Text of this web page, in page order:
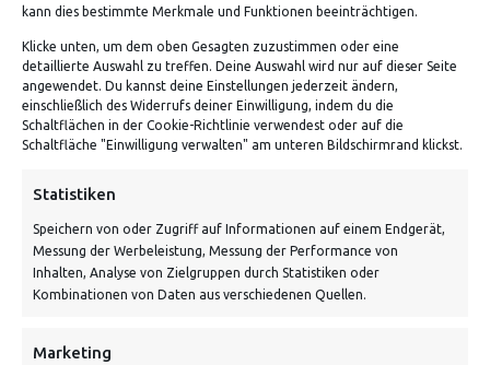
kann dies bestimmte Merkmale und Funktionen beeinträchtigen.
Klicke unten, um dem oben Gesagten zuzustimmen oder eine
detaillierte Auswahl zu treffen. Deine Auswahl wird nur auf dieser Seite
angewendet. Du kannst deine Einstellungen jederzeit ändern,
einschließlich des Widerrufs deiner Einwilligung, indem du die
Schaltflächen in der Cookie-Richtlinie verwendest oder auf die
Schaltfläche "Einwilligung verwalten" am unteren Bildschirmrand klickst.
Statistiken
Speichern von oder Zugriff auf Informationen auf einem Endgerät,
Messung der Werbeleistung, Messung der Performance von
Inhalten, Analyse von Zielgruppen durch Statistiken oder
Kombinationen von Daten aus verschiedenen Quellen.
Marketing
ADRESSE
Von Tiling GmbH
Kontakt: Mo - Fr von 10:00 bis 18:00 Uhr
info@vontiling.de